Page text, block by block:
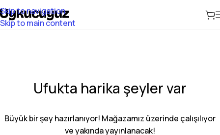
Skip to navigation
Skip to main content
Ufukta harika şeyler var
Büyük bir şey hazırlanıyor! Mağazamız üzerinde çalışılıyor
ve yakında yayınlanacak!